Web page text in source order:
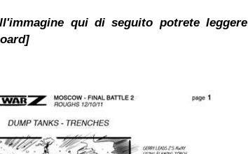
qui di seguito potrete leggere